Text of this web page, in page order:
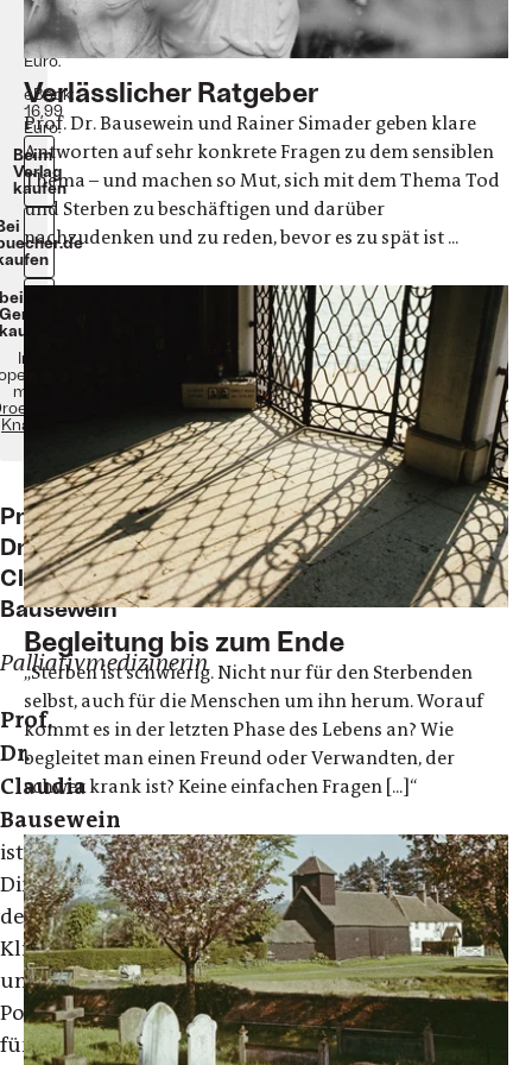
Seiten,
Hardcover.
20
Euro.
eBook:
16,99
Euro.
Beim
Verlag
kaufen
In
mit
Knaur
Prof.
Dr.
Claudia
Bausewein
Palliativmedizinerin
Prof.
Dr.
Claudia
Bausewein
ist
Direktorin
der
Klinik
und
Poliklinik
für
Verlässlicher Ratgeber
Prof. Dr. Bausewein und Rainer Simader geben klare
Antworten auf sehr konkrete Fragen zu dem sensiblen
Thema – und machen so Mut, sich mit dem Thema Tod
und Sterben zu beschäftigen und darüber
nachzudenken und zu reden, bevor es zu spät ist ...
Begleitung bis zum Ende
„Sterben ist schwierig. Nicht nur für den Sterbenden
selbst, auch für die Menschen um ihn herum. Worauf
kommt es in der letzten Phase des Lebens an? Wie
begleitet man einen Freund oder Verwandten, der
schwer krank ist? Keine einfachen Fragen [...]“